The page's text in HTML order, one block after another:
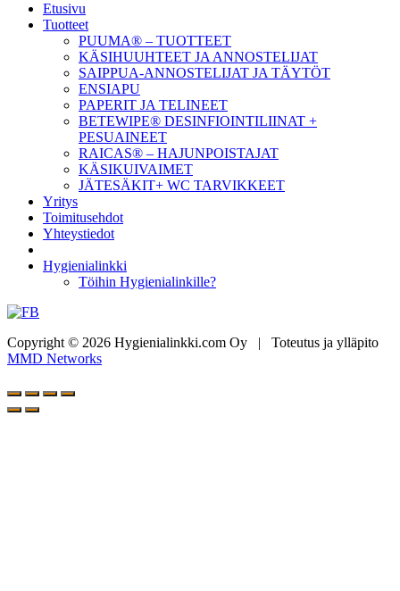
Etusivu
Tuotteet
PUUMA® – TUOTTEET
KÄSIHUUHTEET JA ANNOSTELIJAT
SAIPPUA-ANNOSTELIJAT JA TÄYTÖT
ENSIAPU
PAPERIT JA TELINEET
BETEWIPE® DESINFIOINTILIINAT +
PESUAINEET
RAICAS® – HAJUNPOISTAJAT
KÄSIKUIVAIMET
JÄTESÄKIT+ WC TARVIKKEET
Yritys
Toimitusehdot
Yhteystiedot
Hygienialinkki
Töihin Hygienialinkille?
Copyright © 2026 Hygienialinkki.com Oy | Toteutus ja ylläpito
MMD Networks